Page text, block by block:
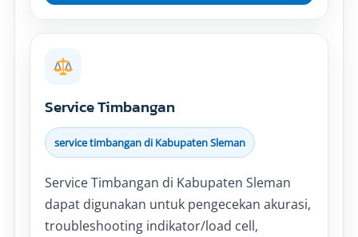
Service Timbangan
service timbangan di Kabupaten Sleman
Service Timbangan di Kabupaten Sleman
dapat digunakan untuk pengecekan akurasi,
troubleshooting indikator/load cell,